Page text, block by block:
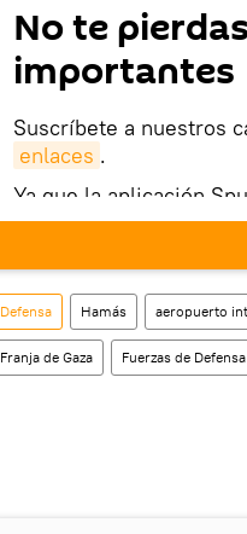
No te
importantes
Suscríbete a nuestros
enlaces .
Ya que la aplicación
este enlace puedes
También tenemos una
Defensa Hamás aeropuerto
Franja de Gaza Fuerzas de